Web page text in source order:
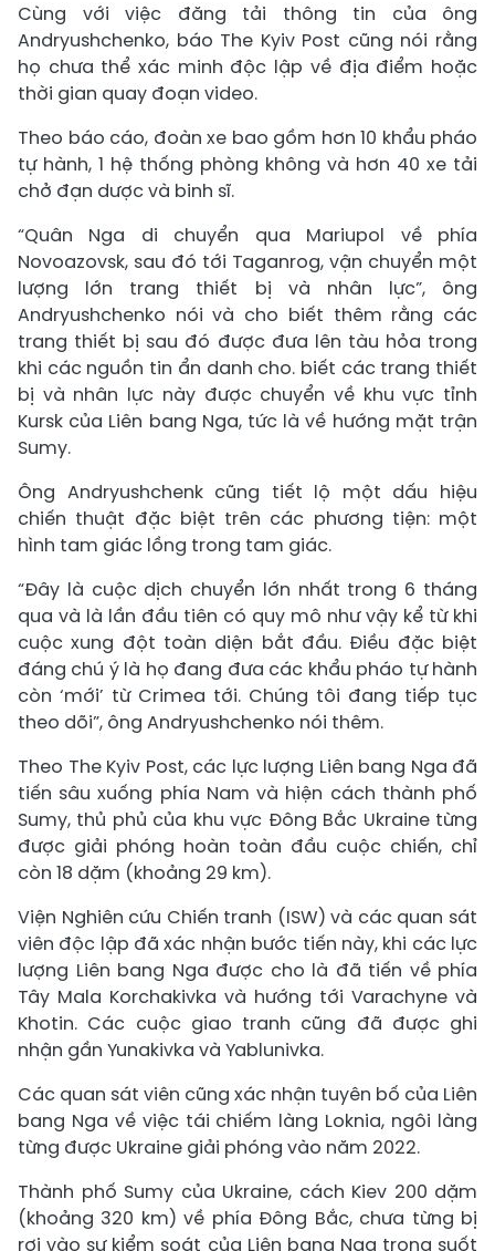
Cùng với việc đăng tải thông tin của ông
Andryushchenko, báo The Kyiv Post cũng nói rằng
họ chưa thể xác minh độc lập về địa điểm hoặc
thời gian quay đoạn video.
Theo báo cáo, đoàn xe bao gồm hơn 10 khẩu pháo
tự hành, 1 hệ thống phòng không và hơn 40 xe tải
chở đạn dược và binh sĩ.
“Quân Nga di chuyển qua Mariupol về phía
Novoazovsk, sau đó tới Taganrog, vận chuyển một
lượng lớn trang thiết bị và nhân lực”, ông
Andryushchenko nói và cho biết thêm rằng các
trang thiết bị sau đó được đưa lên tàu hỏa trong
khi các nguồn tin ẩn danh cho. biết các trang thiết
bị và nhân lực này được chuyển về khu vực tỉnh
Kursk của Liên bang Nga, tức là về hướng mặt trận
Sumy.
Ông Andryushchenk cũng tiết lộ một dấu hiệu
chiến thuật đặc biệt trên các phương tiện: một
hình tam giác lồng trong tam giác.
“Đây là cuộc dịch chuyển lớn nhất trong 6 tháng
qua và là lần đầu tiên có quy mô như vậy kể từ khi
cuộc xung đột toàn diện bắt đầu. Điều đặc biệt
đáng chú ý là họ đang đưa các khẩu pháo tự hành
còn ‘mới’ từ Crimea tới. Chúng tôi đang tiếp tục
theo dõi”, ông Andryushchenko nói thêm.
Theo The Kyiv Post, các lực lượng Liên bang Nga đã
tiến sâu xuống phía Nam và hiện cách thành phố
Sumy, thủ phủ của khu vực Đông Bắc Ukraine từng
được giải phóng hoàn toàn đầu cuộc chiến, chỉ
còn 18 dặm (khoảng 29 km).
Viện Nghiên cứu Chiến tranh (ISW) và các quan sát
viên độc lập đã xác nhận bước tiến này, khi các lực
lượng Liên bang Nga được cho là đã tiến về phía
Tây Mala Korchakivka và hướng tới Varachyne và
Khotin. Các cuộc giao tranh cũng đã được ghi
nhận gần Yunakivka và Yablunivka.
Các quan sát viên cũng xác nhận tuyên bố của Liên
bang Nga về việc tái chiếm làng Loknia, ngôi làng
từng được Ukraine giải phóng vào năm 2022.
Thành phố Sumy của Ukraine, cách Kiev 200 dặm
(khoảng 320 km) về phía Đông Bắc, chưa từng bị
rơi vào sự kiểm soát của Liên bang Nga trong suốt